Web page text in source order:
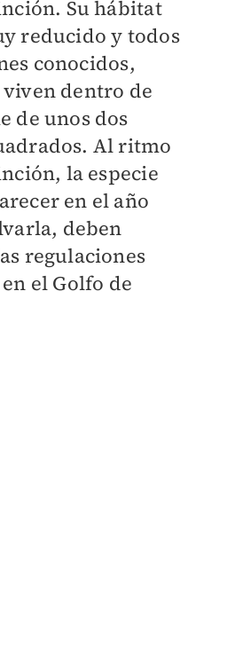
Su hábitat
reducido y todos
conocidos,
viven dentro de
de unos dos
Al ritmo
la especie
en el año
deben
regulaciones
el Golfo de